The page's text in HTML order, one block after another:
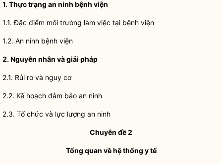
1. Thực trạng an ninh bệnh viện
1.1. Đặc điểm môi trường làm việc tại bệnh viện
1.2. An ninh bệnh viện
2. Nguyên nhân và giải pháp
2.1. Rủi ro và nguy cơ
2.2. Kế hoạch đảm bảo an ninh
2.3. Tổ chức và lực lượng an ninh
Chuyên đề 2
Tổng quan về hệ thống y tế